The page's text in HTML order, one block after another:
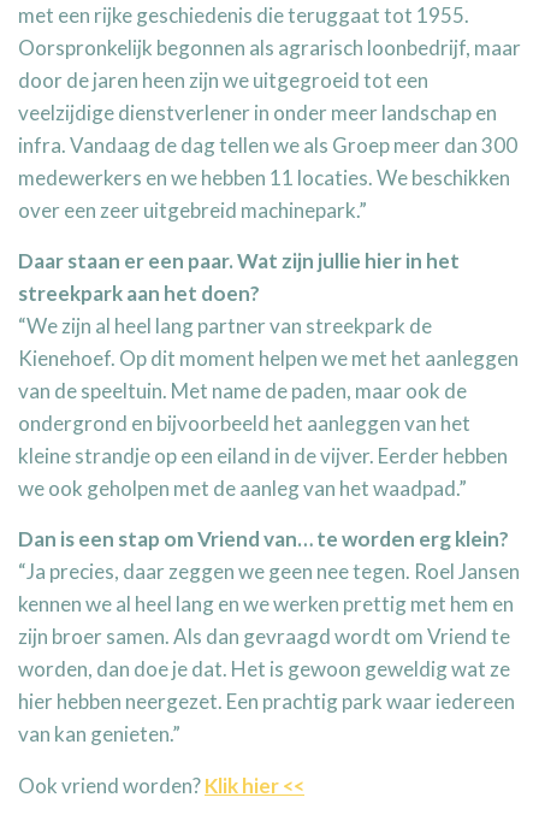
met een rijke geschiedenis die teruggaat tot 1955.
Oorspronkelijk begonnen als agrarisch loonbedrijf, maar
door de jaren heen zijn we uitgegroeid tot een
veelzijdige dienstverlener in onder meer landschap en
infra. Vandaag de dag tellen we als Groep meer dan 300
medewerkers en we hebben 11 locaties. We beschikken
over een zeer uitgebreid machinepark.”
Daar staan er een paar. Wat zijn jullie hier in het
streekpark aan het doen?
“We zijn al heel lang partner van streekpark de
Kienehoef. Op dit moment helpen we met het aanleggen
van de speeltuin. Met name de paden, maar ook de
ondergrond en bijvoorbeeld het aanleggen van het
kleine strandje op een eiland in de vijver. Eerder hebben
we ook geholpen met de aanleg van het waadpad.”
Dan is een stap om Vriend van… te worden erg klein?
“Ja precies, daar zeggen we geen nee tegen. Roel Jansen
kennen we al heel lang en we werken prettig met hem en
zijn broer samen. Als dan gevraagd wordt om Vriend te
worden, dan doe je dat. Het is gewoon geweldig wat ze
hier hebben neergezet. Een prachtig park waar iedereen
van kan genieten.”
Ook vriend worden?Klik hier <<